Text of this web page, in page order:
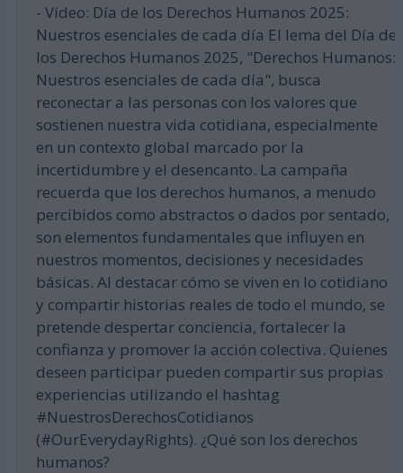
- Vídeo: Día de los Derechos Humanos 2025:
Nuestros esenciales de cada día El lema del Día de
los Derechos Humanos 2025, "Derechos Humanos:
Nuestros esenciales de cada día", busca
reconectar a las personas con los valores que
sostienen nuestra vida cotidiana, especialmente
en un contexto global marcado por la
incertidumbre y el desencanto. La campaña
recuerda que los derechos humanos, a menudo
percibidos como abstractos o dados por sentado,
son elementos fundamentales que influyen en
nuestros momentos, decisiones y necesidades
básicas. Al destacar cómo se viven en lo cotidiano
y compartir historias reales de todo el mundo, se
pretende despertar conciencia, fortalecer la
confianza y promover la acción colectiva. Quienes
deseen participar pueden compartir sus propias
experiencias utilizando el hashtag
#NuestrosDerechosCotidianos
(#OurEverydayRights). ¿Qué son los derechos
humanos?